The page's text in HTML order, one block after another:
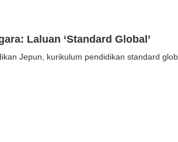
Laluan ‘Standard Global’
Jepun, kurikulum pendidikan standard